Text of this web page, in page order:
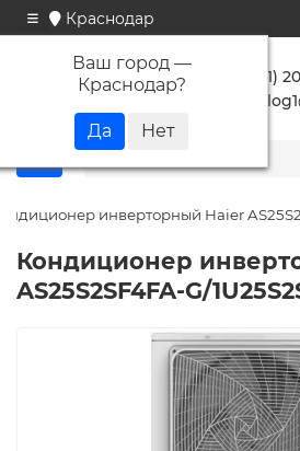
Краснодар
Ваш город —
Краснодар?
+7 (861)
инверторный Haier
Кондиционер
AS25S2SF4FA-G/